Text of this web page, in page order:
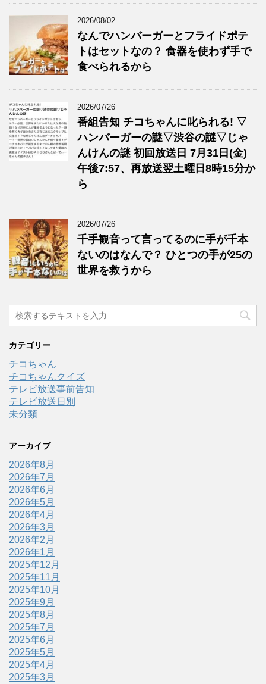
2026/08/02
なんでハンバーガーとフライドポテ
トはセットなの？ 食器を使わず手で
食べられるから
2026/07/26
番組告知 チコちゃんに叱られる! ▽
ハンバーガーの謎▽渋谷の謎▽じゃ
んけんの謎 初回放送日 7月31日(金)
午後7:57、再放送翌土曜日8時15分か
ら
2026/07/26
千手観音って言ってるのに手が千本
ないのはなんで？ ひとつの手が25の
世界を救うから
カテゴリー
チコちゃん
チコちゃんクイズ
テレビ放送事前告知
テレビ放送日別
未分類
アーカイブ
2026年8月
2026年7月
2026年6月
2026年5月
2026年4月
2026年3月
2026年2月
2026年1月
2025年12月
2025年11月
2025年10月
2025年9月
2025年8月
2025年7月
2025年6月
2025年5月
2025年4月
2025年3月